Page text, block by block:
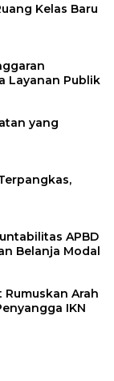
Kelas Baru
Layanan Publik
yang
APBD
Belanja Modal
Arah
IKN